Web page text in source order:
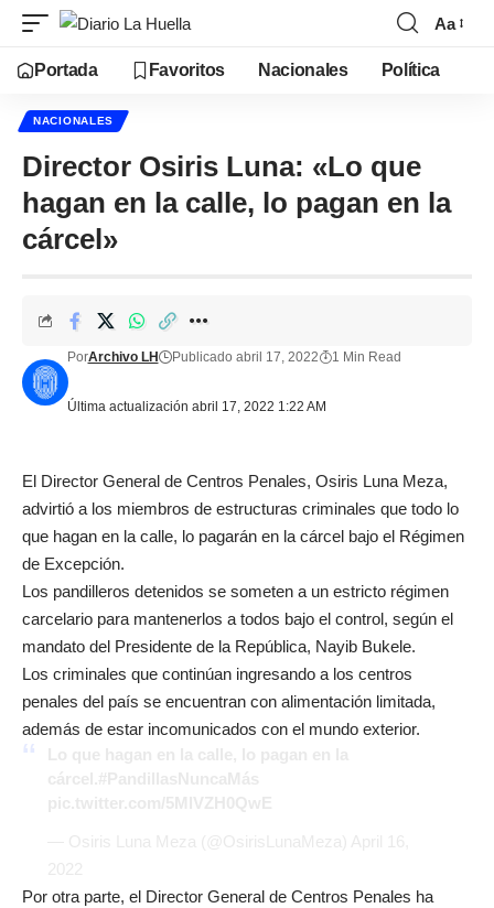
Aa
Portada Favoritos Nacionales Política
NACIONALES
Director Osiris Luna: «Lo que
hagan en la calle, lo pagan en la
cárcel»
Última actualización abril 17, 2022 1:22 AM
PorArchivo LH Publicado abril 17, 2022 1 Min Read
El Director General de Centros Penales, Osiris Luna Meza,
advirtió a los miembros de estructuras criminales que todo lo
que hagan en la calle, lo pagarán en la cárcel bajo el Régimen
de Excepción.
Los pandilleros detenidos se someten a un estricto régimen
carcelario para mantenerlos a todos bajo el control, según el
mandato del Presidente de la República, Nayib Bukele.
Los criminales que continúan ingresando a los centros
penales del país se encuentran con alimentación limitada,
además de estar incomunicados con el mundo exterior.
Por otra parte, el Director General de Centros Penales ha